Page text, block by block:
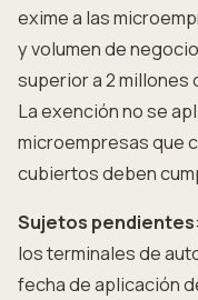
exime a las
y volumen de
superior a 2
La exención no se
microempresas que
cubiertos deben
Sujetos pendientes
los terminales de
fecha de aplicación